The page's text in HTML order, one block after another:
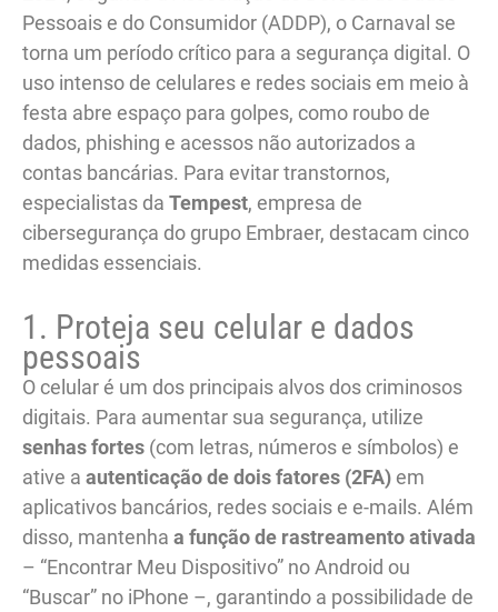
Pessoais e do Consumidor (ADDP), o Carnaval se
torna um período crítico para a segurança digital. O
uso intenso de celulares e redes sociais em meio à
festa abre espaço para golpes, como roubo de
dados, phishing e acessos não autorizados a
contas bancárias. Para evitar transtornos,
especialistas da Tempest, empresa de
cibersegurança do grupo Embraer, destacam cinco
medidas essenciais.
1. Proteja seu celular e dados
pessoais
O celular é um dos principais alvos dos criminosos
digitais. Para aumentar sua segurança, utilize
senhas fortes (com letras, números e símbolos) e
ative a autenticação de dois fatores (2FA) em
aplicativos bancários, redes sociais e e-mails. Além
disso, mantenha a função de rastreamento ativada
– “Encontrar Meu Dispositivo” no Android ou
“Buscar” no iPhone –, garantindo a possibilidade de